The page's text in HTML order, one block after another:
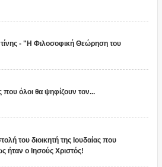
- "Η Φιλοσοφική Θεώρηση του
που όλοι θα ψηφίζουν τον...
του διοικητή της Ιουδαίας που
ήταν ο Ιησούς Χριστός!